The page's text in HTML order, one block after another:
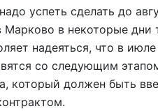
успеть сделать до
Марково в некоторые дни
надеяться, что в
со следующим
который должен быть